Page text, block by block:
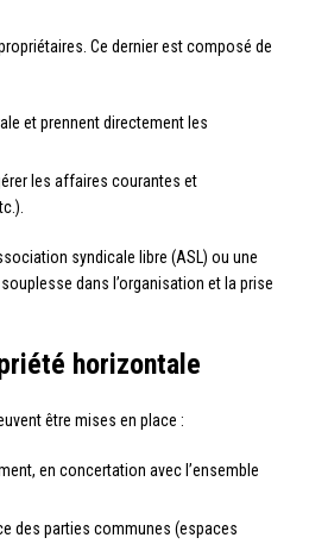
Ce dernier est composé de
et prennent directement les
les affaires courantes et
syndicale libre (ASL) ou une
dans l’organisation et la prise
horizontale
être mises en place :
en concertation avec l’ensemble
des parties communes (espaces